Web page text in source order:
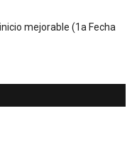
mejorable (1a Fecha